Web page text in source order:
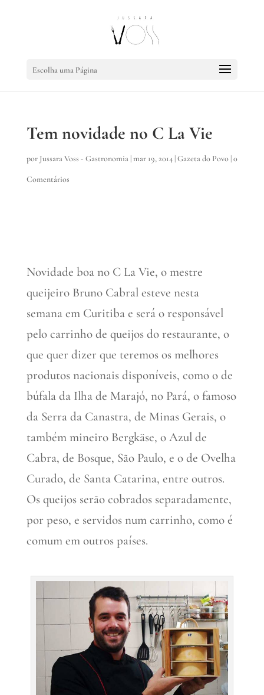
Escolha uma Página
Tem novidade no C La Vie
por Jussara Voss - Gastronomia|mar 19, 2014|Gazeta do Povo|0
Comentários
Novidade boa no C La Vie, o mestre
queijeiro Bruno Cabral esteve nesta
semana em Curitiba e será o responsável
pelo carrinho de queijos do restaurante, o
que quer dizer que teremos os melhores
produtos nacionais disponíveis, como o de
búfala da Ilha de Marajó, no Pará, o famoso
da Serra da Canastra, de Minas Gerais, o
também mineiro Bergkäse, o Azul de
Cabra, de Bosque, São Paulo, e o de Ovelha
Curado, de Santa Catarina, entre outros.
Os queijos serão cobrados separadamente,
por peso, e servidos num carrinho, como é
comum em outros países.